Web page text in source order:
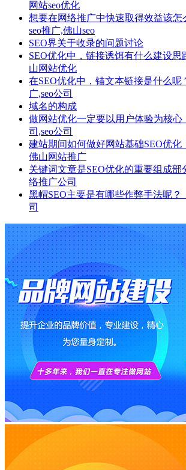
网站seo优化
想要在网络推广中快速取得效益该怎
seo推广,佛山seo
SEO界关于收录的问题讨论
SEO优化中，链接诱饵有什么建设思
山网站优化
在SEO优化中，锚文本链接是什么呢
广,seo公司
域名的构成
做网站优化一定要以用户体验为核心
司,seo公司
建站期间如何做好网站基础SEO优化
佛山网站推广
关键词文章是SEO优化的重要组成部
络推广公司
黑帽SEO主要是有哪些作弊手法呢？
司